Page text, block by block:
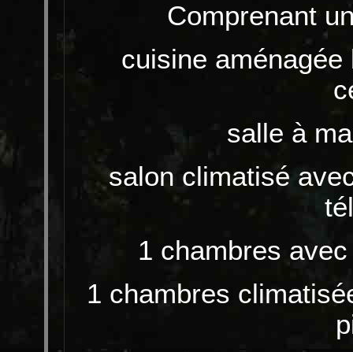
Comprenant
cuisine
salle à
salon climatisé
1 chambres
1 chambres